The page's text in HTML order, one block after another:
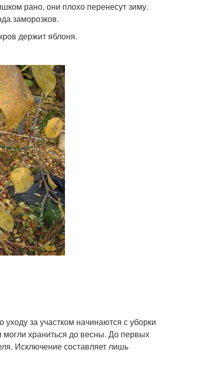
рано, они плохо перенесут зиму.
заморозков.
держит яблоня.
за участком начинаются с уборки
храниться до весны. До первых
Исключение составляет лишь